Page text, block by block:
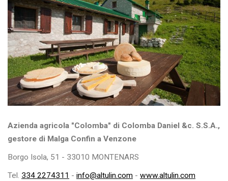
Azienda agricola "Colomba" di Colomba Daniel &c. S.S.A.,
gestore di Malga Confin a Venzone
Borgo Isola, 51 - 33010 MONTENARS
Tel. 334 2274311 - info@altulin.com - www.altulin.com